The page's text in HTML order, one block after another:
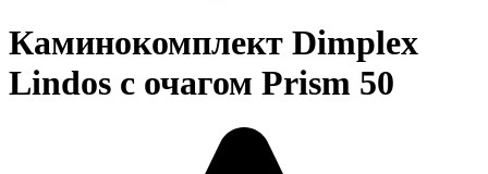
Каминокомплект Dimplex
Lindos с очагом Prism 50